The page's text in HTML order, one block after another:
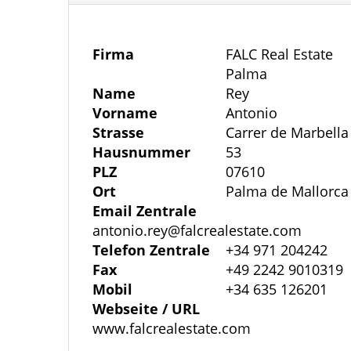
Wohnatmosphäre und öffnet sich über
mit freiem Blick, wodurch der
weiteres modernes Badezimmer steht
Verfügung. Die helle, großzügige
einen authentischen Charakter und
Apartment ist vollständig doppelt
gepflegten Gebäude ohne Aufzug.
Ein zusätzlicher Mehrwert ergibt sich
schönem Panoramablick. Die zentrale
vom Santa-Catalina-Markt, dem
unterstreicht die Attraktivität dieser
gute Anbindung an die Ringstraße
Firma
FALC Real Estate
Palma
Name
Rey
Vorname
Antonio
Strasse
Carrer de Marbella
Hausnummer
53
PLZ
07610
Ort
Palma de Mallorca
Email Zentrale
antonio.rey@falcrealestate.com
Telefon Zentrale
+34 971 204242
Fax
+49 2242 9010319
Mobil
+34 635 126201
Webseite / URL
www.falcrealestate.com